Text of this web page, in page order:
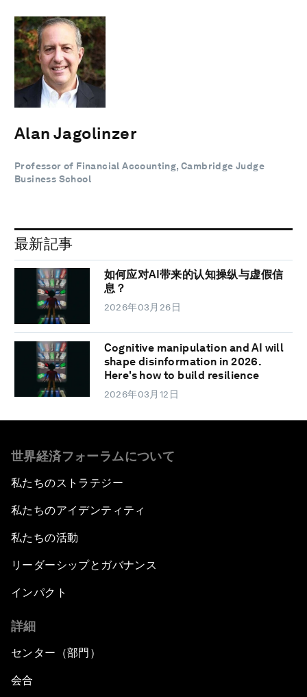
Alan Jagolinzer
Professor of Financial Accounting, Cambridge Judge
Business School
最新記事
如何应对AI带来的认知操纵与虚假信
息？
2026年03月26日
Cognitive manipulation and AI will
shape disinformation in 2026.
Here's how to build resilience
2026年03月12日
世界経済フォーラムについて
私たちのストラテジー
私たちのアイデンティティ
私たちの活動
リーダーシップとガバナンス
インパクト
詳細
センター（部門）
会合